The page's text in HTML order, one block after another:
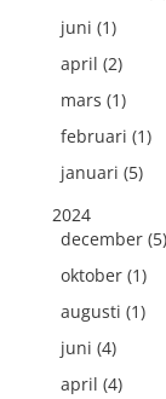
juni (1)
april (2)
mars (1)
februari (1)
januari (5)
2024
december (5)
oktober (1)
augusti (1)
juni (4)
april (4)